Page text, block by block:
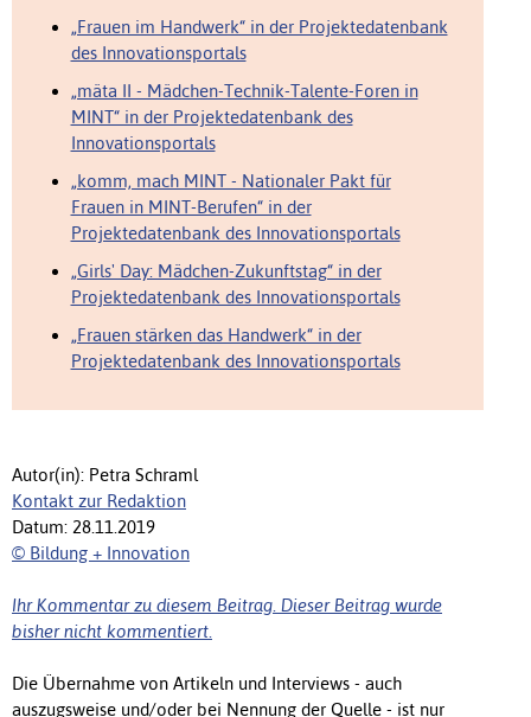
„Frauen im Handwerk“ in der Projektedatenbank
des Innovationsportals
„mäta II - Mädchen-Technik-Talente-Foren in
MINT“ in der Projektedatenbank des
Innovationsportals
„komm, mach MINT - Nationaler Pakt für
Frauen in MINT-Berufen“ in der
Projektedatenbank des Innovationsportals
„Girls' Day: Mädchen-Zukunftstag“ in der
Projektedatenbank des Innovationsportals
„Frauen stärken das Handwerk“ in der
Projektedatenbank des Innovationsportals
Autor(in): Petra Schraml
Kontakt zur Redaktion
Datum: 28.11.2019
© Bildung + Innovation
Ihr Kommentar zu diesem Beitrag. Dieser Beitrag wurde
bisher nicht kommentiert.
Die Übernahme von Artikeln und Interviews - auch
auszugsweise und/oder bei Nennung der Quelle - ist nur